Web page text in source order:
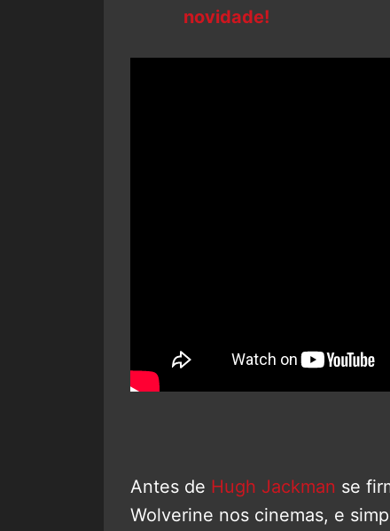
novidade!
Antes de Hugh Jackman se
Wolverine nos cinemas, e